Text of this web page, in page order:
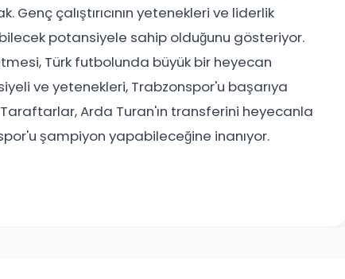
çalıştırıcının yetenekleri ve liderlik
potansiyele sahip olduğunu gösteriyor.
Türk futbolunda büyük bir heyecan
ve yetenekleri, Trabzonspor'u başarıya
Arda Turan'ın transferini heyecanla
şampiyon yapabileceğine inanıyor.